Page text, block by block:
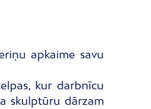
apkaime savu
kur darbnīcu
skulptūru dārzam